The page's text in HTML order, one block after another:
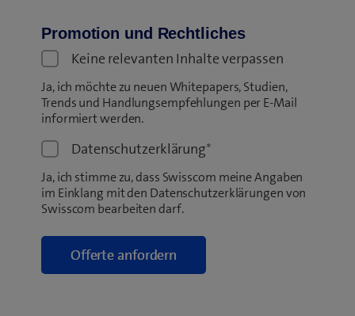
Promotion und Rechtliches
Keine relevanten Inhalte verpassen
Ja, ich möchte zu neuen Whitepapers, Studien,
Trends und Handlungsempfehlungen per E-Mail
informiert werden.
Datenschutzerklärung*
Ja, ich stimme zu, dass Swisscom meine Angaben
im Einklang mit den Datenschutzerklärungen von
Swisscom bearbeiten darf.